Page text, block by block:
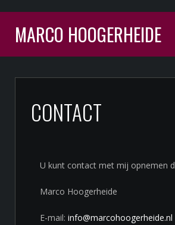
MARCO HOOGERHEIDE
CONTACT
U kunt contact met mij opnemen
Marco Hoogerheide
E-mail: info@marcohoogerheide.nl